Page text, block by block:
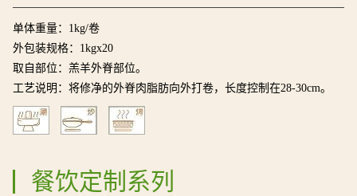
单体重量：1kg/卷
外包装规格：1kgx20
取自部位：羔羊外脊部位。
工艺说明：将修净的外脊肉脂肪向外打卷，长度控制在28-30cm。
餐饮定制系列